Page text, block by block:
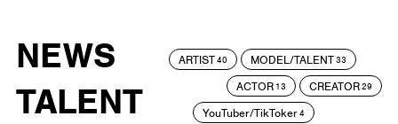
NEWS
TALENT
ARTIST40 MODEL/TALENT33
ACTOR 13 CREATOR29
YouTuber/TikToker4